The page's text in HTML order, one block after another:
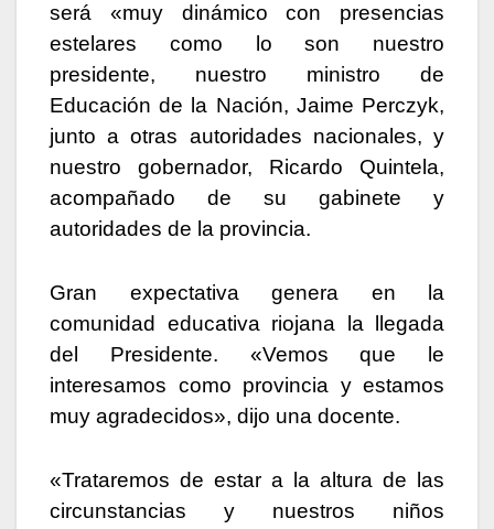
será «muy dinámico con presencias
estelares como lo son nuestro
presidente, nuestro ministro de
Educación de la Nación, Jaime Perczyk,
junto a otras autoridades nacionales, y
nuestro gobernador, Ricardo Quintela,
acompañado de su gabinete y
autoridades de la provincia.
Gran expectativa genera en la
comunidad educativa riojana la llegada
del Presidente. «Vemos que le
interesamos como provincia y estamos
muy agradecidos», dijo una docente.
«Trataremos de estar a la altura de las
circunstancias y nuestros niños